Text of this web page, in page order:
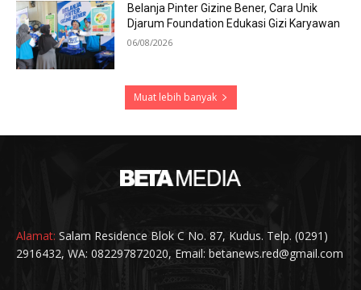
Belanja Pinter Gizine Bener, Cara Unik
Djarum Foundation Edukasi Gizi Karyawan
06/08/2026
Muat lebih banyak
Alamat: Salam Residence Blok C No. 87, Kudus. Telp. (0291)
2916432, WA: 082297872020, Email: betanews.red@gmail.com